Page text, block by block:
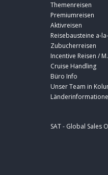
Themenreisen
Premiumreisen
Aktivreisen
Reisebausteine a-
Zubucherreisen
Incentive Reisen /
Cruise Handling
Büro Info
Unser Team in
SAT - Global Sales